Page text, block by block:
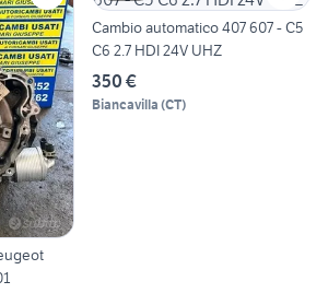
Cambio automatico 407 607 - C5
C6 2.7 HDI 24V UHZ
350 €
Biancavilla (CT)